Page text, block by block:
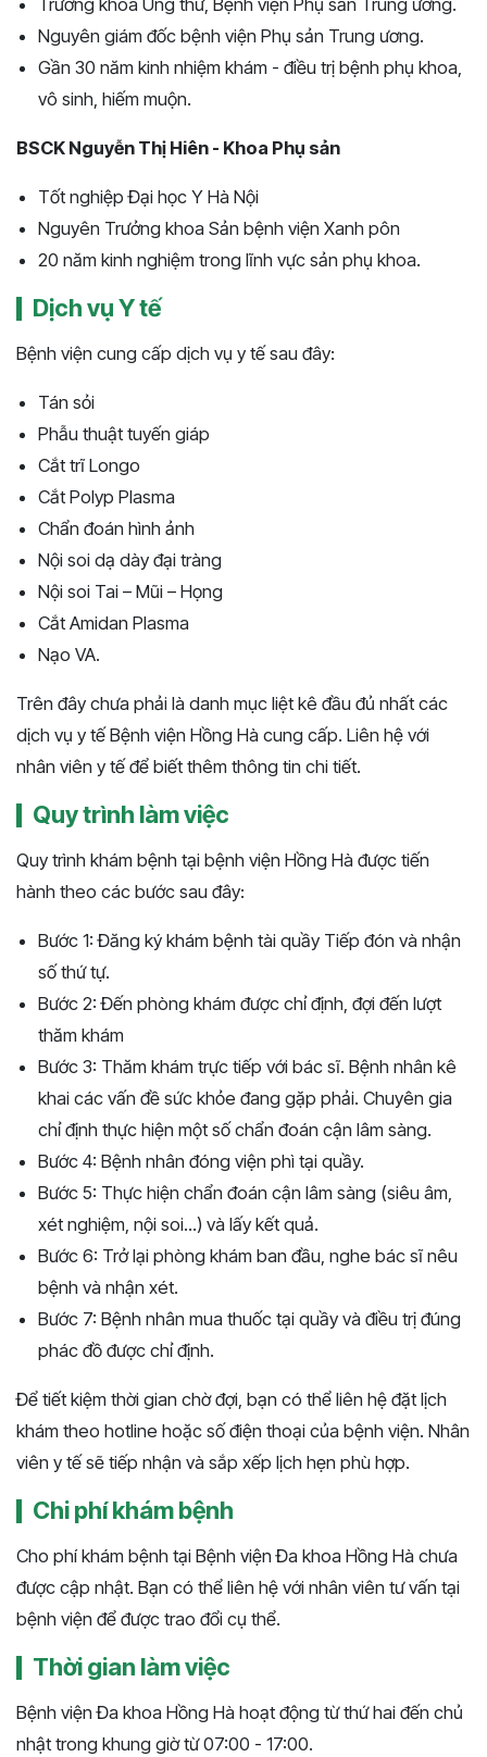
Trưởng khoa Ung thư, Bệnh viện Phụ sản Trung ương.
Nguyên giám đốc bệnh viện Phụ sản Trung ương.
Gần 30 năm kinh nhiệm khám - điều trị bệnh phụ khoa,
vô sinh, hiếm muộn.
BSCK Nguyễn Thị Hiên - Khoa Phụ sản
Tốt nghiệp Đại học Y Hà Nội
Nguyên Trưởng khoa Sản bệnh viện Xanh pôn
20 năm kinh nghiệm trong lĩnh vực sản phụ khoa.
Dịch vụ Y tế
Bệnh viện cung cấp dịch vụ y tế sau đây:
Tán sỏi
Phẫu thuật tuyến giáp
Cắt trĩ Longo
Cắt Polyp Plasma
Chẩn đoán hình ảnh
Nội soi dạ dày đại tràng
Nội soi Tai – Mũi – Họng
Cắt Amidan Plasma
Nạo VA.
Trên đây chưa phải là danh mục liệt kê đầu đủ nhất các
dịch vụ y tế Bệnh viện Hồng Hà cung cấp. Liên hệ với
nhân viên y tế để biết thêm thông tin chi tiết.
Quy trình làm việc
Quy trình khám bệnh tại bệnh viện Hồng Hà được tiến
hành theo các bước sau đây:
Bước 1: Đăng ký khám bệnh tài quầy Tiếp đón và nhận
số thứ tự.
Bước 2: Đến phòng khám được chỉ định, đợi đến lượt
thăm khám
Bước 3: Thăm khám trực tiếp với bác sĩ. Bệnh nhân kê
khai các vấn đề sức khỏe đang gặp phải. Chuyên gia
chỉ định thực hiện một số chẩn đoán cận lâm sàng.
Bước 4: Bệnh nhân đóng viện phì tại quầy.
Bước 5: Thực hiện chẩn đoán cận lâm sàng (siêu âm,
xét nghiệm, nội soi...) và lấy kết quả.
Bước 6: Trở lại phòng khám ban đầu, nghe bác sĩ nêu
bệnh và nhận xét.
Bước 7: Bệnh nhân mua thuốc tại quầy và điều trị đúng
phác đồ được chỉ định.
Để tiết kiệm thời gian chờ đợi, bạn có thể liên hệ đặt lịch
khám theo hotline hoặc số điện thoại của bệnh viện. Nhân
viên y tế sẽ tiếp nhận và sắp xếp lịch hẹn phù hợp.
Chi phí khám bệnh
Cho phí khám bệnh tại Bệnh viện Đa khoa Hồng Hà chưa
được cập nhật. Bạn có thể liên hệ với nhân viên tư vấn tại
bệnh viện để được trao đổi cụ thể.
Thời gian làm việc
Bệnh viện Đa khoa Hồng Hà hoạt động từ thứ hai đến chủ
nhật trong khung giờ từ 07:00 - 17:00.